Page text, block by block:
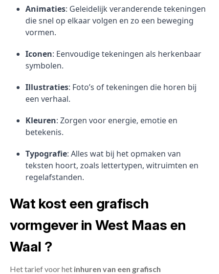
Animaties: Geleidelijk veranderende tekeningen
die snel op elkaar volgen en zo een beweging
vormen.
Iconen: Eenvoudige tekeningen als herkenbaar
symbolen.
Illustraties: Foto’s of tekeningen die horen bij
een verhaal.
Kleuren: Zorgen voor energie, emotie en
betekenis.
Typografie: Alles wat bij het opmaken van
teksten hoort, zoals lettertypen, witruimten en
regelafstanden.
Wat kost een grafisch
vormgever in West Maas en
Waal ?
Het tarief voor het inhuren van een grafisch